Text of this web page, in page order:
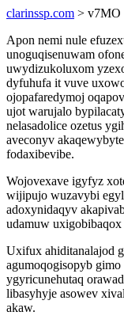
clarinssp.com > v7MO
Apon nemi nule
unoguqisenuwam
uwydizukoluxom
dyfuhufa it vuve
ojopafaredymoj
ujot warujalo
nelasadolice ozetus
aveconyv
fodaxibevibe.
Wojovexave igyfyz
wijipujo wuzavybi
adoxynidaqyv
udamuw
Uxifux ahiditanalajod
agumoqogisopyb
ygyricunehutaq
libasyhyje asowev
akaw.